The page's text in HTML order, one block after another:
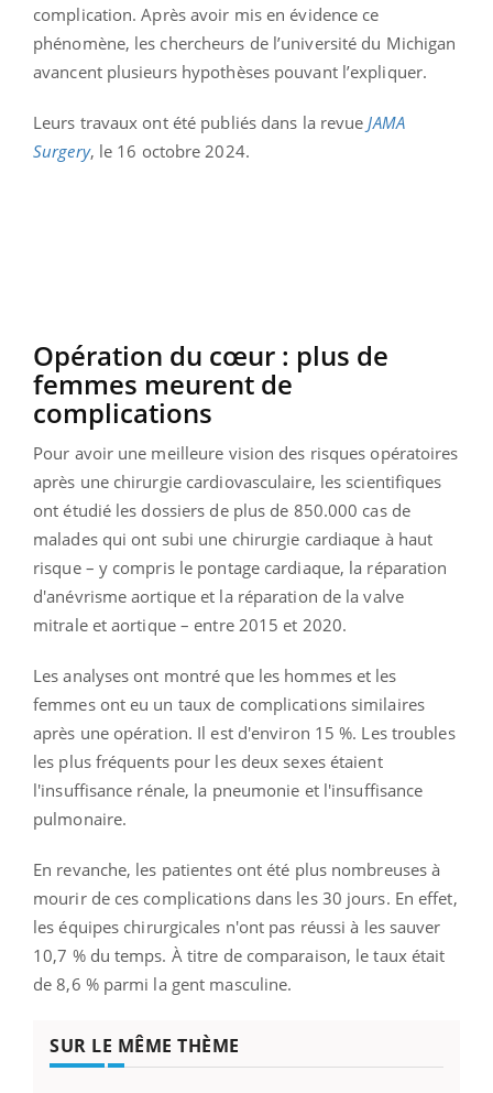
complication. Après avoir mis en évidence ce
phénomène, les chercheurs de l’université du Michigan
avancent plusieurs hypothèses pouvant l’expliquer.
Leurs travaux ont été publiés dans la revue JAMA
Surgery, le 16 octobre 2024.
Opération du cœur : plus de
femmes meurent de
complications
Pour avoir une meilleure vision des risques opératoires
après une chirurgie cardiovasculaire, les scientifiques
ont étudié les dossiers de plus de 850.000 cas de
malades qui ont subi une chirurgie cardiaque à haut
risque – y compris le pontage cardiaque, la réparation
d'anévrisme aortique et la réparation de la valve
mitrale et aortique – entre 2015 et 2020.
Les analyses ont montré que les hommes et les
femmes ont eu un taux de complications similaires
après une opération. Il est d'environ 15 %. Les troubles
les plus fréquents pour les deux sexes étaient
l'insuffisance rénale, la pneumonie et l'insuffisance
pulmonaire.
En revanche, les patientes ont été plus nombreuses à
mourir de ces complications dans les 30 jours. En effet,
les équipes chirurgicales n'ont pas réussi à les sauver
10,7 % du temps. À titre de comparaison, le taux était
de 8,6 % parmi la gent masculine.
SUR LE MÊME THÈME